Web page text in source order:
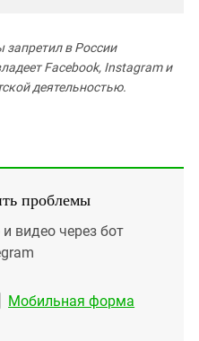
запретил в России
Facebook, Instagram и
деятельностью.
проблемы
видео через бот
Мобильная форма